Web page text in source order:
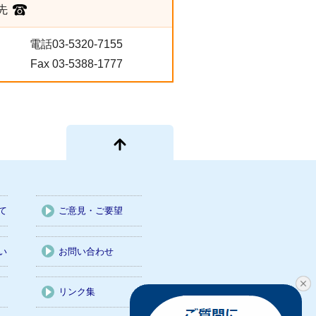
電話03-5320-7155
Fax 03-5388-1777
ご意見・ご要望
お問い合わせ
リンク集